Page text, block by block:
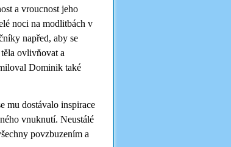
a vroucnost jeho
noci na modlitbách v
napřed, aby se
ovlivňovat a
Dominik také
mu dostávalo inspirace
vnuknutí. Neustálé
povzbuzením a